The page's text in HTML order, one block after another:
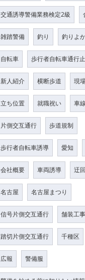
交通誘導警備業務検定2級
雑踏警備 釣り 釣りよ
自転車 歩行者自転車通行
新人紹介 横断歩道 現
立ち位置 就職祝い 車
片側交互通行 歩道規制
歩行者自転車誘導 愛知
会社概要 車両誘導 迂
名古屋 名古屋まつり
信号片側交互通行 舗装工事
踏切片側交互通行 千種区
広報 警備服